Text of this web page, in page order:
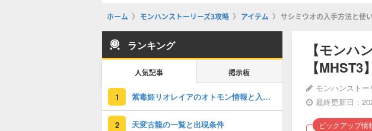
ホーム モンハンストーリーズ3攻略 アイテム サシミウオの入手方法と使
【モンハ
【MHST3】
モンハンスト
最終更新日：
ピックアップ情
ランキング
人気記事 掲示板
1 紫毒姫リオレイアのオトモン情報と入手方法・場所
2 天変古龍の一覧と出現条件